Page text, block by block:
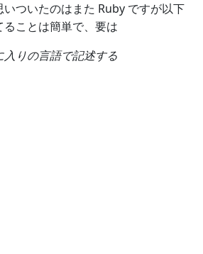
ついたのはまた Ruby ですが以下
ことは簡単で、要は
りの言語で記述する